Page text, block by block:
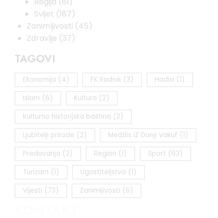
Svijet (187)
Zanimljivosti (45)
Zdravlje (37)
TAGOVI
Ekonomija (4) FK Radnik (3) Hadisi (1)
Islam (6) Kultura (2)
Kulturno historijska baština (2)
Ljubitelji prirode (2) Medžlis IZ Donji Vakuf (1)
Predavanja (2) Region (1) Sport (63)
Turizam (1) Ugostiteljstvo (1)
Vijesti (73) Zanimljivosti (6)